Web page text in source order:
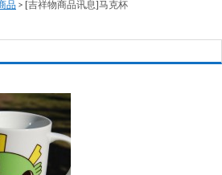
品 > [吉祥物商品讯息]马克杯